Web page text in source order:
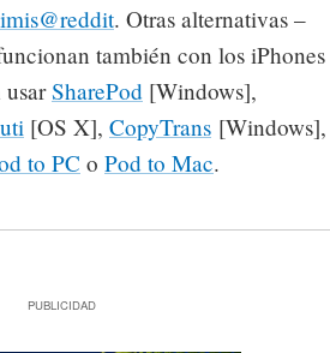
. Otras alternativas –
también con los iPhones
SharePod [Windows],
[OS X], CopyTrans [Windows],
to PC o Pod to Mac.
PUBLICIDAD